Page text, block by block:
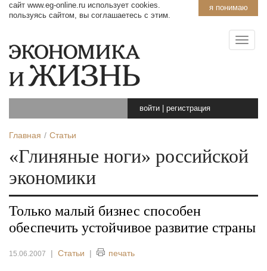
я понимаю
сайт www.eg-online.ru использует cookies.
пользуясь сайтом, вы соглашаетесь с этим.
войти регистрация
Главная Статьи
«Глиняные ноги» российской
экономики
Только малый бизнес способен
обеспечить устойчивое развитие страны
15.06.2007 | Статьи | печать